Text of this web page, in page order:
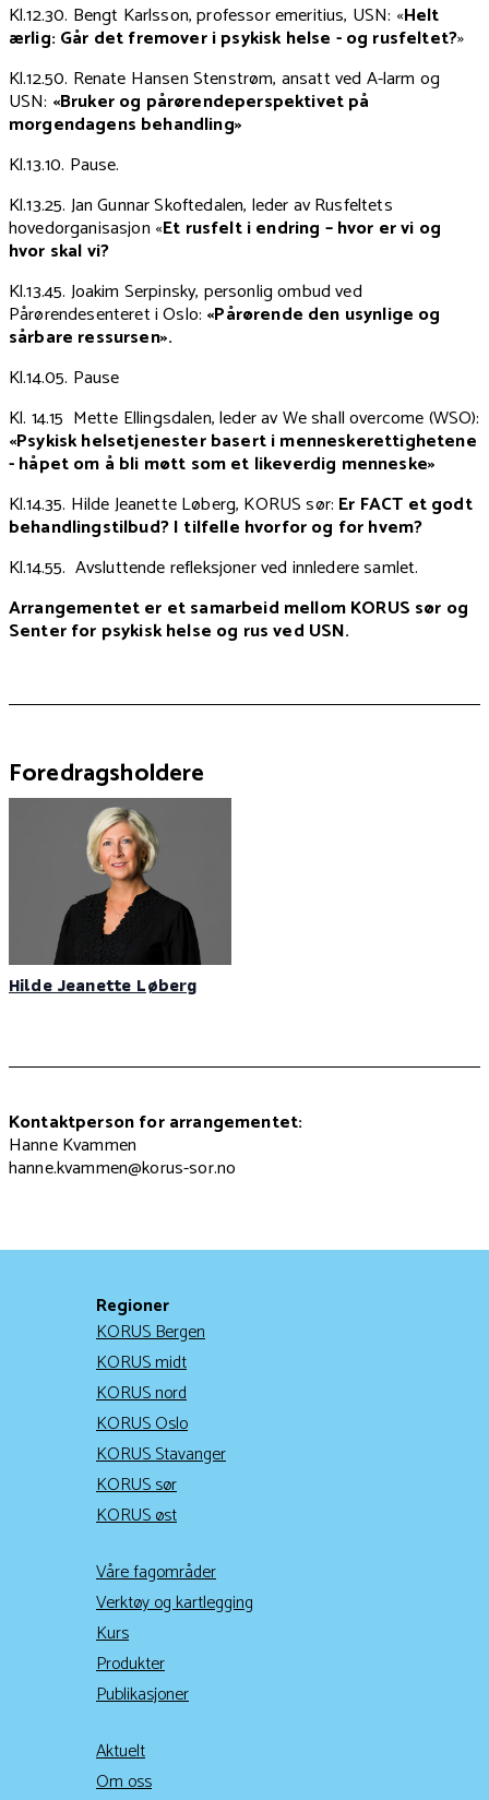
Kl.12.30. Bengt Karlsson, professor emeritius, USN: «Helt
ærlig: Går det fremover i psykisk helse - og rusfeltet?»
Kl.12.50. Renate Hansen Stenstrøm, ansatt ved A-larm og
USN: «Bruker og pårørendeperspektivet på
morgendagens behandling»
Kl.13.10. Pause.
Kl.13.25. Jan Gunnar Skoftedalen, leder av Rusfeltets
hovedorganisasjon «Et rusfelt i endring – hvor er vi og
hvor skal vi?
Kl.13.45. Joakim Serpinsky, personlig ombud ved
Pårørendesenteret i Oslo: «Pårørende den usynlige og
sårbare ressursen».
Kl.14.05. Pause
Kl. 14.15 Mette Ellingsdalen, leder av We shall overcome (WSO):
«Psykisk helsetjenester basert i menneskerettighetene
- håpet om å bli møtt som et likeverdig menneske»
Kl.14.35. Hilde Jeanette Løberg, KORUS sør: Er FACT et godt
behandlingstilbud? I tilfelle hvorfor og for hvem?
Kl.14.55. Avsluttende refleksjoner ved innledere samlet.
Arrangementet er et samarbeid mellom KORUS sør og
Senter for psykisk helse og rus ved USN.
Foredragsholdere
Hilde Jeanette Løberg
Kontaktperson for arrangementet:
Hanne Kvammen
hanne.kvammen@korus-sor.no
Regioner
KORUS Bergen
KORUS midt
KORUS nord
KORUS Oslo
KORUS Stavanger
KORUS sør
KORUS øst
Våre fagområder
Verktøy og kartlegging
Kurs
Produkter
Publikasjoner
Aktuelt
Om oss